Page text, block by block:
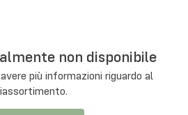
non disponibile
più informazioni riguardo al